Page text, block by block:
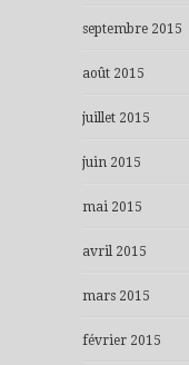
septembre 2015
août 2015
juillet 2015
juin 2015
mai 2015
avril 2015
mars 2015
février 2015